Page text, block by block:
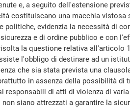
e, a seguito dell'estensione
costituiscano una macchia vistosa
politiche, evidenzia la necessità di
e di ordine pubblico e con
la questione relativa all'articolo
l'obbligo di destinare ad un
che sia stata prevista una
in assenza della possibilità di
responsabili di atti di violenza di
siano attrezzati a garantire la